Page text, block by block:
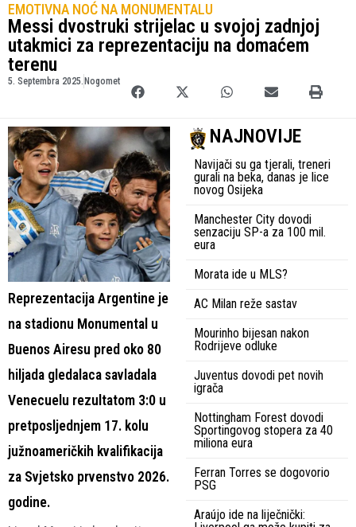
EMOTIVNA NOĆ NA MONUMENTALU
Messi dvostruki strijelac u svojoj zadnjoj
utakmici za reprezentaciju na domaćem
terenu
5. Septembra 2025. Nogomet
Reprezentacija Argentine je
na stadionu Monumental u
Buenos Airesu pred oko 80
hiljada gledalaca savladala
Venecuelu rezultatom 3:0 u
pretposljednjem 17. kolu
južnoameričkih kvalifikacija
za Svjetsko prvenstvo 2026.
godine.
NAJNOVIJE
Navijači su ga tjerali, treneri
gurali na beka, danas je lice
novog Osijeka
Manchester City dovodi
senzaciju SP-a za 100 mil.
eura
Morata ide u MLS?
AC Milan reže sastav
Mourinho bijesan nakon
Rodrijeve odluke
Juventus dovodi pet novih
igrača
Nottingham Forest dovodi
Sportingovog stopera za 40
miliona eura
Ferran Torres se dogovorio
PSG
Araújo ide na liječnički: